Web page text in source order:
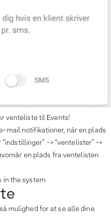
venteliste til Events!
mail notifikationer, når en plads
-> “ventelister” ->
en plads fra ventelisten
mulighed for at se alle dine